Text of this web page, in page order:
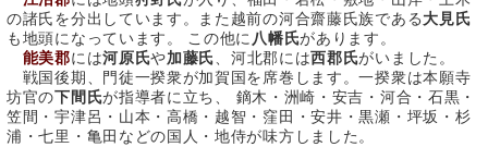
の諸氏を分出しています。また越前の河合齋藤氏族である大見氏
も地頭になっています。 この他に 八幡氏があります。
能美郡には河原氏や加藤氏 、河北郡には西郡氏がいました。
戦国後期、門徒一揆衆が加賀国を席巻します。一揆衆は本願寺
坊官の下間氏が指導者に立ち、 鏑木・洲崎・安吉・河合・石黒・
笠間・宇津呂・山本・高橋・越智・窪田・安井・黒瀬・坪坂・杉
浦・七里・亀田などの国人・地侍が味方しました。